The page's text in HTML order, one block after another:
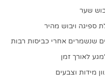
שער
ספיגה ויבוש מהיר
שנשמרים אחרי כביסות רבות
לאורך זמן
מידות וצבעים